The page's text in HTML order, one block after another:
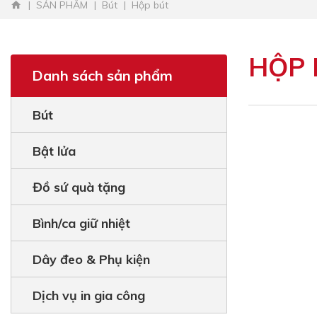
SẢN PHẨM Bút Hộp bút
Danh sách sản phẩm
Bút
Bật lửa
Đồ sứ quà tặng
Bình/ca giữ nhiệt
Dây đeo & Phụ kiện
Dịch vụ in gia công
HỘP